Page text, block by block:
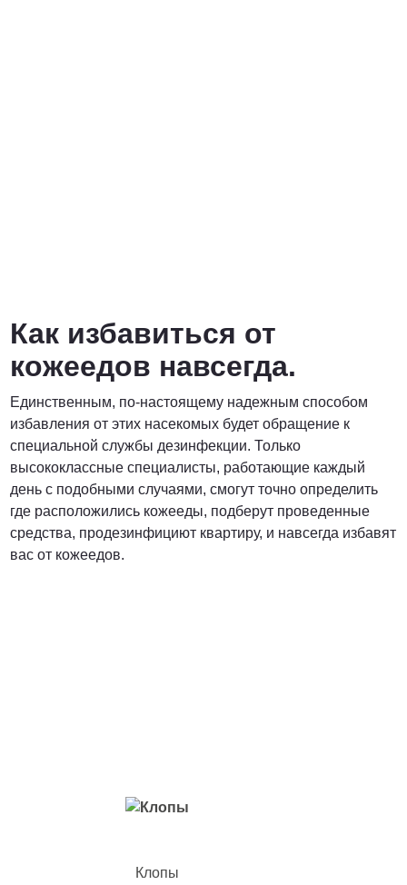
Как избавиться от
кожеедов навсегда.
Единственным, по-настоящему надежным способом
избавления от этих насекомых будет обращение к
специальной службы дезинфекции. Только
высококлассные специалисты, работающие каждый
день с подобными случаями, смогут точно определить
где расположились кожееды, подберут проведенные
средства, продезинфициют квартиру, и навсегда избавят
вас от кожеедов.
Клопы